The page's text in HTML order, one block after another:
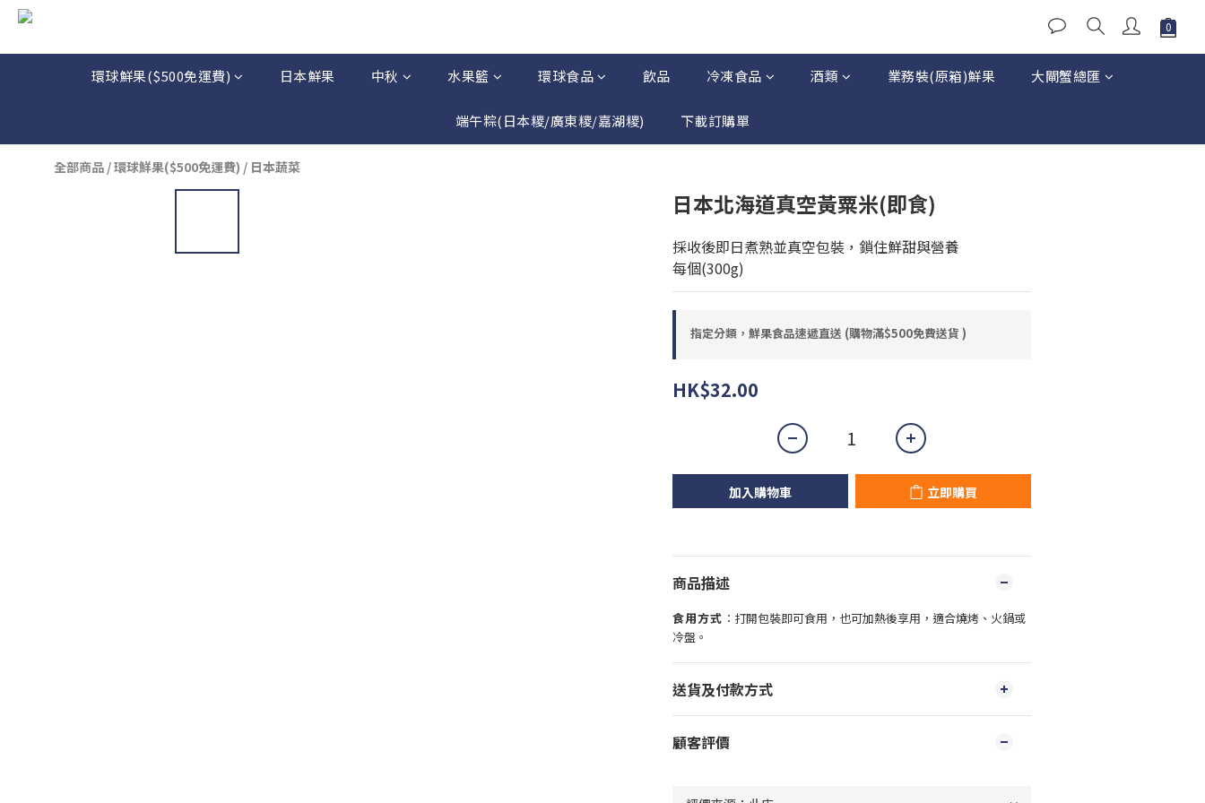
環球鮮果($500免運費) 日本鮮果 中秋 水果籃 環球食品 飲品 冷凍食品 酒類 業務裝(原箱)鮮果 大閘蟹總匯
端午粽(日本糭/廣東糭/嘉湖糭) 下載訂購單
全部商品 /環球鮮果($500免運費) / 日本蔬菜
日本北海道真空黃粟米(即食)
採收後即日煮熟並真空包裝，鎖住鮮甜與營養
每個(300g)
指定分類，鮮果食品速遞直送 (購物滿$500免費送貨 )
HK$32.00
加入購物車 立即購買
商品描述
食用方式 ：打開包裝即可食用，也可加熱後享用，適合燒烤、火鍋或
冷盤。
送貨及付款方式
顧客評價